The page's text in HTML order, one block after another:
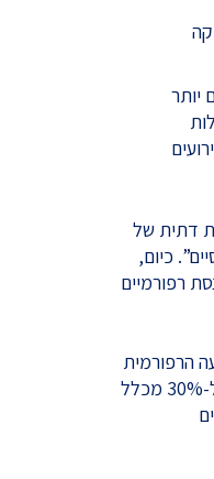
יותר
דתית של
כיום,
רפורמיים
הרפורמית
והקונסרבטיבית, ניתן להעריך כי כתוצאה ממנו, כבר בעתיד הקרוב, בין 20% ל-30% מכלל